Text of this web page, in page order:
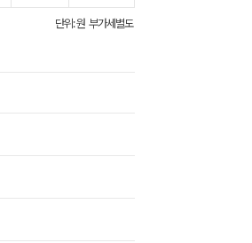
단위: 원 부가세별도